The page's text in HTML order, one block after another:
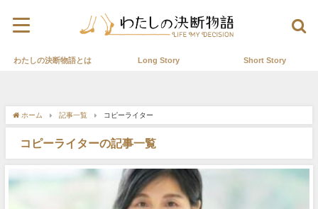
わたしの決断物語とは Long Story Short Story
ホーム 記事一覧 コピーライター
コピーライターの記事一覧